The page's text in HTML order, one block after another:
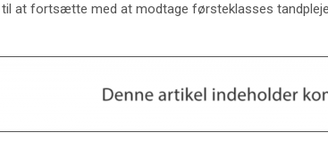
at fortsætte med at modtage førsteklasses